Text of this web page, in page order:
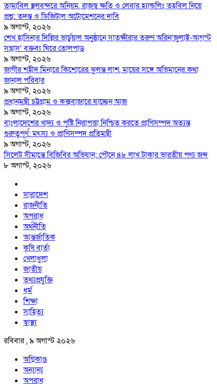
তামাবিল স্থলবন্দরে অনিয়ম, রাজস্ব ক্ষতি ও লেবার হ্যান্ডলিং তহবিল নিয়ে
প্রশ্ন: তদন্ত ও ডিজিটাল অটোমেশনের দাবি
৯ অগাস্ট, ২০২৬
শেখ হাসিনার দিল্লির ভার্চুয়াল অনুষ্ঠানে সাতক্ষীরার তরুণ অরিন‘জুলাই-আগস্ট
সন্ত্রাস’ বক্তব্য ঘিরে তোলপাড়
৯ অগাস্ট, ২০২৬
জাগীর শহীদ মিনারে কিশোরের ঝুলন্ত লাশ, মায়ের সঙ্গে অভিমানের কথা
জানাল পরিবার
৯ অগাস্ট, ২০২৬
প্রধানমন্ত্রী চট্টগ্রাম ও কক্সবাজারে যাচ্ছেন আজ
৯ অগাস্ট, ২০২৬
বাংলাদেশের খাদ্য ও পুষ্টি নিরাপত্তা নিশ্চিত করতে প্রাণিসম্পদ অত্যন্ত
গুরুত্বপূর্ণ: মৎস্য ও প্রাণিসম্পদ প্রতিমন্ত্রী
৯ অগাস্ট, ২০২৬
সিলেট সীমান্তে বিজিবির অভিযান: পৌনে ৪৮ লাখ টাকার ভারতীয় পণ্য জব্দ
৮ অগাস্ট, ২০২৬
সারাদেশ
রাজনীতি
অপরাধ
অর্থনীতি
আন্তর্জাতিক
কৃষি বার্তা
খেলাধুলা
জাতীয়
তথ্যপ্রযুক্তি
ধর্ম
শিক্ষা
সাহিত্য
স্বাস্থ্য
রবিবার , ৯ অগাস্ট ২০২৬
অগ্নিকাণ্ড
অন্যান্য
অপরাধ